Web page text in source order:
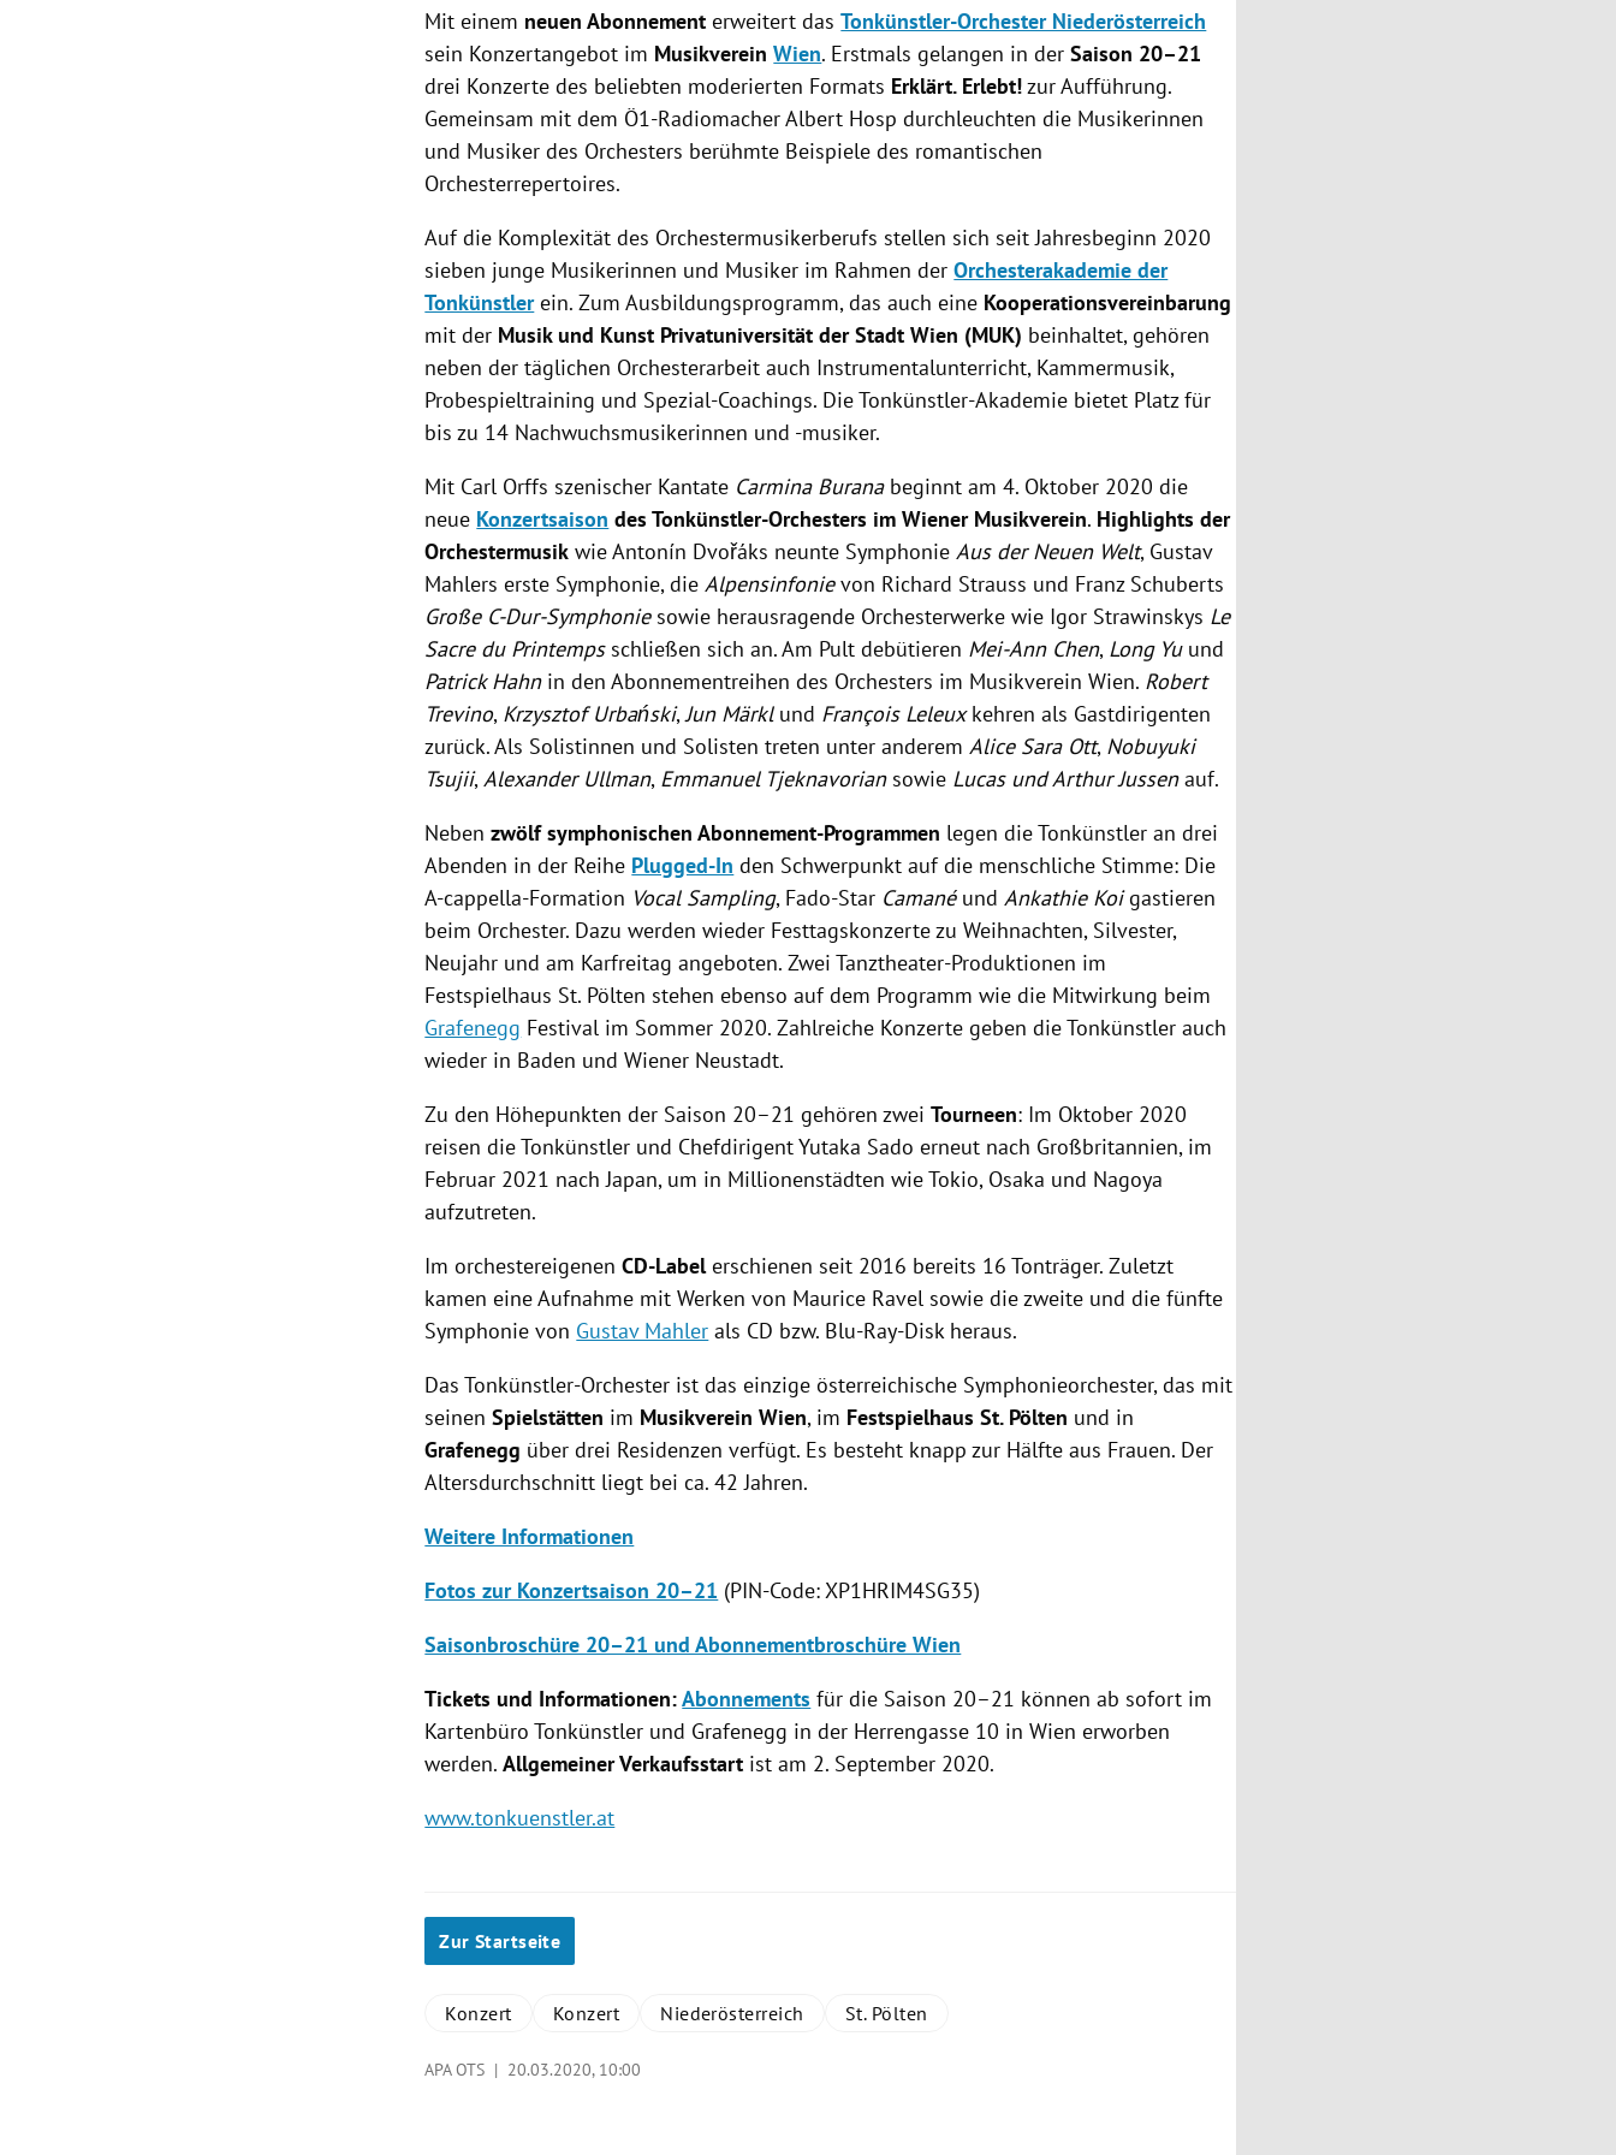
Mit einem neuenAbonnement erweitert dasTonkünstler-Orchester Niederösterreich
sein Konzertangebot im MusikvereinWien. Erstmals gelangen in derSaison 20–21
drei Konzerte des beliebten moderierten Formats Erklärt. Erlebt!zur Aufführung.
Gemeinsam mit dem Ö1-RadiomacherAlbert Hosp durchleuchten die Musikerinnen
und Musiker des Orchesters berühmte Beispiele des romantischen
Orchesterrepertoires.
Auf die Komplexität des Orchestermusikerberufs stellen sich seit Jahresbeginn 2020
sieben junge Musikerinnen und Musiker im Rahmen derOrchesterakademie der
Tonkünstler ein. Zum Ausbildungsprogramm, das auch eine Kooperationsvereinbarung
mit der Musik und Kunst Privatuniversität der StadtWien (MUK) beinhaltet, gehören
neben der täglichen Orchesterarbeit auch Instrumentalunterricht, Kammermusik,
Probespieltraining und Spezial-Coachings. Die Tonkünstler-Akademie bietet Platz für
bis zu 14 Nachwuchsmusikerinnen und -musiker.
Mit Carl Orffs szenischer Kantate Carmina Buranabeginnt am 4. Oktober 2020 die
neue Konzertsaison des Tonkünstler-Orchesters im Wiener Musikverein. Highlights der
Orchestermusik wieAntonín Dvořáks neunte SymphonieAus der Neuen Welt, Gustav
Mahlers erste Symphonie, dieAlpensinfonievon Richard Strauss und Franz Schuberts
Große C-Dur-Symphoniesowie herausragende Orchesterwerke wie Igor Strawinskys Le
Sacre du Printempsschließen sich an. Am Pult debütieren Mei-Ann Chen, Long Yuund
Patrick Hahnin den Abonnementreihen des Orchesters im MusikvereinWien. Robert
Trevino, Krzysztof Urbański,Jun Märklund François Leleuxkehren als Gastdirigenten
zurück. Als Solistinnen und Solisten treten unter anderemAlice Sara Ott, Nobuyuki
Tsujii,Alexander Ullman, Emmanuel Tjeknavoriansowie Lucas undArthur Jussen auf.
Nebenzwölf symphonischen Abonnement-Programmen legen die Tonkünstler an drei
Abenden in der Reihe Plugged-In den Schwerpunkt auf die menschliche Stimme: Die
A-cappella-Formation Vocal Sampling, Fado-Star CamanéundAnkathie Koigastieren
beim Orchester. Dazu werden wieder Festtagskonzerte zuWeihnachten, Silvester,
Neujahr und am Karfreitag angeboten. Zwei Tanztheater-Produktionen im
Festspielhaus St. Pölten stehen ebenso auf dem Programm wie die Mitwirkung beim
Grafenegg Festival im Sommer 2020. Zahlreiche Konzerte geben die Tonkünstler auch
wieder in Baden undWiener Neustadt.
Zu den Höhepunkten der Saison 20–21 gehören zweiTourneen: Im Oktober 2020
reisen die Tonkünstler und Chefdirigent Yutaka Sado erneut nach Großbritannien, im
Februar 2021 nachJapan, um in Millionenstädten wieTokio, Osaka und Nagoya
aufzutreten.
Im orchestereigenenCD-Labelerschienen seit 2016 bereits 16 Tonträger. Zuletzt
kamen eine Aufnahme mit Werken von Maurice Ravel sowie die zweite und die fünfte
Symphonie von Gustav Mahler als CD bzw. Blu-Ray-Disk heraus.
Das Tonkünstler-Orchester ist das einzige österreichische Symphonieorchester, das mit
seinenSpielstätten im MusikvereinWien, im FestspielhausSt. Pölten und in
Grafenegg über drei Residenzen verfügt. Es besteht knapp zur Hälfte aus Frauen. Der
Altersdurchschnitt liegt bei ca. 42 Jahren.
Weitere Informationen
Fotos zur Konzertsaison 20–21 (PIN-Code: XP1HRIM4SG35)
Saisonbroschüre 20–21 und Abonnementbroschüre Wien
Tickets und Informationen:Abonnements für die Saison 20–21 können ab sofort im
Kartenbüro Tonkünstler und Grafenegg in der Herrengasse 10 inWien erworben
werden.Allgemeiner Verkaufsstart ist am 2. September 2020.
www.tonkuenstler.at
Zur Startseite
Konzert Konzert Niederösterreich St. Pölten
APA OTS | 20.03.2020, 10:00